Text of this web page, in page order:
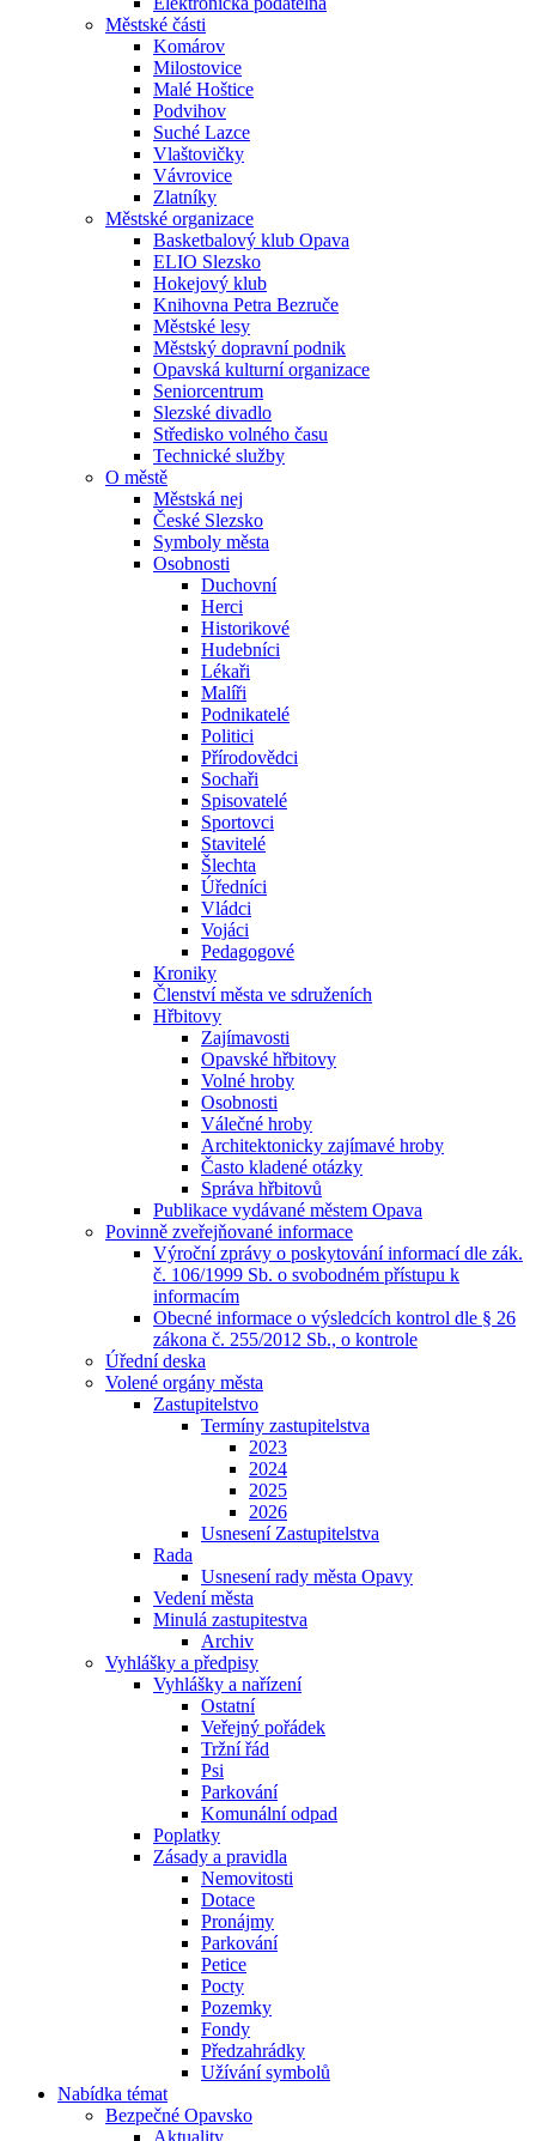
Městské části
Komárov
Milostovice
Malé Hoštice
Podvihov
Suché Lazce
Vlaštovičky
Vávrovice
Zlatníky
Městské organizace
Basketbalový klub Opava
ELIO Slezsko
Hokejový klub
Knihovna Petra Bezruče
Městské lesy
Městský dopravní podnik
Opavská kulturní organizace
Seniorcentrum
Slezské divadlo
Středisko volného času
Technické služby
O městě
Městská nej
České Slezsko
Symboly města
Osobnosti
Duchovní
Herci
Historikové
Hudebníci
Lékaři
Malíři
Podnikatelé
Politici
Přírodovědci
Sochaři
Spisovatelé
Sportovci
Stavitelé
Šlechta
Úředníci
Vládci
Vojáci
Pedagogové
Kroniky
Členství města ve sdruženích
Hřbitovy
Zajímavosti
Opavské hřbitovy
Volné hroby
Osobnosti
Válečné hroby
Architektonicky zajímavé hroby
Často kladené otázky
Správa hřbitovů
Publikace vydávané městem Opava
Povinně zveřejňované informace
Výroční zprávy o poskytování informací dle zák.
č. 106/1999 Sb. o svobodném přístupu k
informacím
Obecné informace o výsledcích kontrol dle § 26
zákona č. 255/2012 Sb., o kontrole
Úřední deska
Volené orgány města
Zastupitelstvo
Termíny zastupitelstva
2023
2024
2025
2026
Usnesení Zastupitelstva
Rada
Usnesení rady města Opavy
Vedení města
Minulá zastupitestva
Archiv
Vyhlášky a předpisy
Vyhlášky a nařízení
Ostatní
Veřejný pořádek
Tržní řád
Psi
Parkování
Komunální odpad
Poplatky
Zásady a pravidla
Nemovitosti
Dotace
Pronájmy
Parkování
Petice
Pocty
Pozemky
Fondy
Předzahrádky
Užívání symbolů
Nabídka témat
Bezpečné Opavsko